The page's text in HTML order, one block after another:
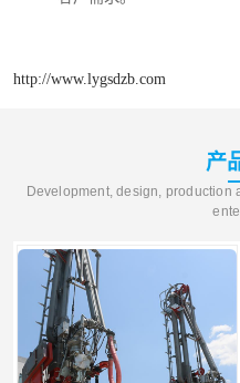
http://www.lygsdzb.com
产
Development, design, production